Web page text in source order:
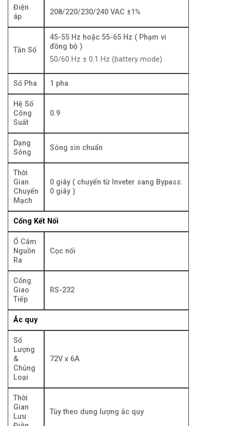
Điện
áp
208/220/230/240 VAC ±1%
Tần Số
45-55 Hz hoặc 55-65 Hz ( Phạm vi
đồng bộ )
50/60 Hz ± 0.1 Hz (battery mode)
Số Pha 1 pha
Hệ Số
Công
Suất
0.9
Dạng
Sóng
Sóng sin chuẩn
Thời
Gian
Chuyển
Mạch
0 giây ( chuyển từ Inveter sang Bypass:
0 giây )
Cổng Kết Nối
Ổ Cắm
Nguồn
Ra
Cọc nối
Cổng
Giao
Tiếp
RS-232
Ắc quy
Số
Lượng
&
Chủng
Loại
72V x 6A
Thời
Gian
Lưu
Tùy theo dung lượng ắc quy